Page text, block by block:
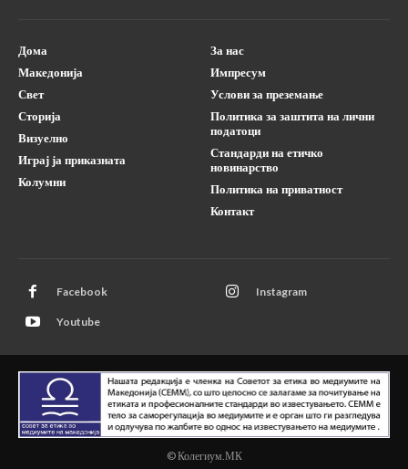
Дома
Македонија
Свет
Сторија
Визуелно
Играј ја приказната
Колумни
За нас
Импресум
Услови за преземање
Политика за заштита на лични
податоци
Стандарди на етичко
новинарство
Политика на приватност
Контакт
Facebook Instagram
Youtube
© Колегиум.МК